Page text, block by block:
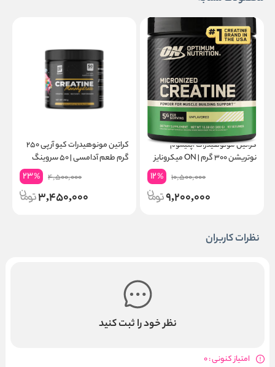
کراتین مونوهیدرات اپتیموم
نوتریشن ۳۰۰ گرم | ON میکرونایز
10,500,000
12%
9,200,000
کراتین مونوهیدرات کیو آر پی ۲۵۰
گرم طعم آدامسی | ۵۰ سروینگ
4,500,000
23%
3,450,000
نظرات کاربران
نظر خود را ثبت کنید
امتیاز کنونی : 0